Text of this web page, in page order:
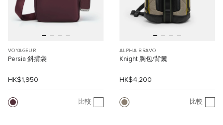
VOYAGEUR
Persia 斜揹袋
HK$1,950
比較
ALPHA BRAVO
Knight 胸包/背囊
HK$4,200
比較